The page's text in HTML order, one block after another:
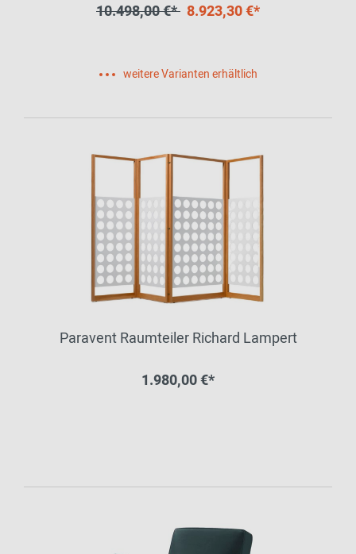
10.498,00 €* 8.923,30 €*
weitere Varianten erhältlich
Paravent Raumteiler Richard Lampert
1.980,00 €*